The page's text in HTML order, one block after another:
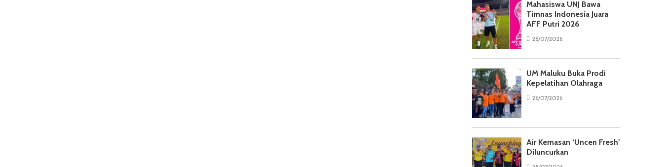
Mahasiswa UNJ Bawa
Timnas Indonesia Juara
AFF Putri 2026
26/07/2026
UM Maluku Buka Prodi
Kepelatihan Olahraga
26/07/2026
Air Kemasan ‘Uncen Fresh’
Diluncurkan